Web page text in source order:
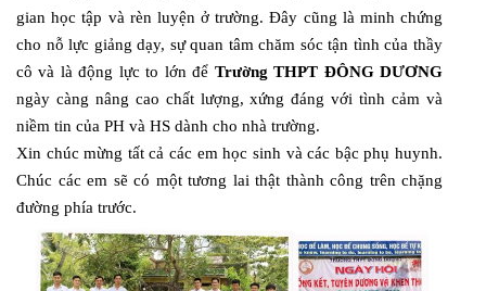
gian học tập và rèn luyện ở trường. Đây cũng là minh chứng
cho nỗ lực giảng dạy, sự quan tâm chăm sóc tận tình của thầy
cô và là động lực to lớn để Trường THPT ĐÔNG DƯƠNG
ngày càng nâng cao chất lượng, xứng đáng với tình cảm và
niềm tin của PH và HS dành cho nhà trường.
Xin chúc mừng tất cả các em học sinh và các bậc phụ huynh.
Chúc các em sẽ có một tương lai thật thành công trên chặng
đường phía trước.